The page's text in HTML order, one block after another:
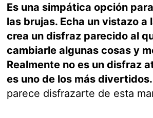
Es una simpática opción
las brujas. Echa un vistazo a
crea un disfraz parecido al
cambiarle algunas cosas y
Realmente no es un disfraz
es uno de los más divertidos.
parece disfrazarte de esta